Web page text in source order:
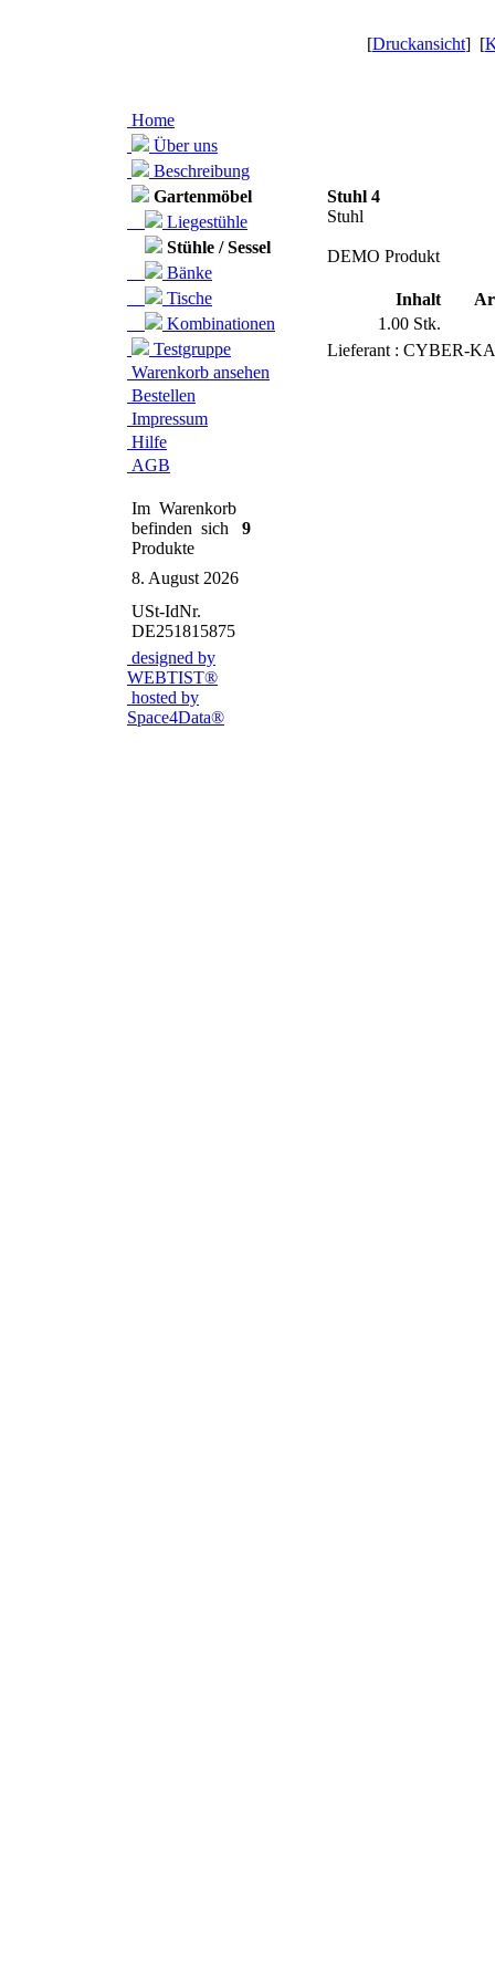
[Druckansicht] [
Home
Über uns
Beschreibung
Gartenmöbel
Liegestühle
Stühle / Sessel
Bänke
Tische
Kombinationen
Testgruppe
Warenkorb ansehen
Bestellen
Impressum
Hilfe
AGB
Im Warenkorb
befinden sich
9
Produkte
8. August 2026
USt-IdNr.
DE251815875
designed by
WEBTIST®
hosted by
Space4Data®
Stuhl 4
Stuhl
DEMO Produkt
Inhalt
1.00 Stk.
Lieferant : CYBER-